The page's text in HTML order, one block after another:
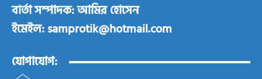
বার্তা সম্পাদক: আমির হোসেন
ইমেইল: samprotik@hotmail.com
যোগাযোগ: